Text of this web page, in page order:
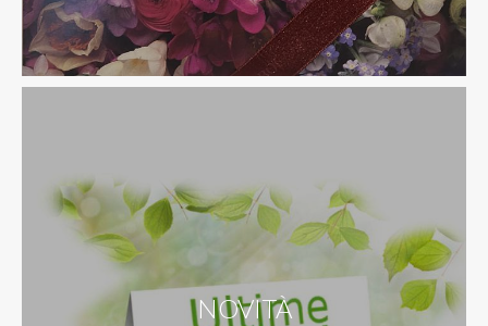
NOVITÀ